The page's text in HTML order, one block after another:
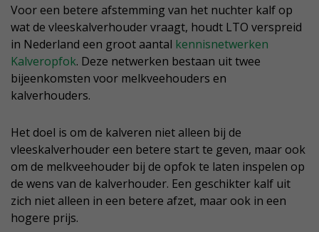
Voor een betere afstemming van het nuchter kalf op
wat de vleeskalverhouder vraagt, houdt LTO verspreid
in Nederland een groot aantal kennisnetwerken
Kalveropfok. Deze netwerken bestaan uit twee
bijeenkomsten voor melkveehouders en
kalverhouders.
Het doel is om de kalveren niet alleen bij de
vleeskalverhouder een betere start te geven, maar ook
om de melkveehouder bij de opfok te laten inspelen op
de wens van de kalverhouder. Een geschikter kalf uit
zich niet alleen in een betere afzet, maar ook in een
hogere prijs.